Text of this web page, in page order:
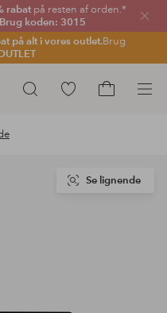
rabatpå resten af orden.*
Brug koden: 3015
på alt i vores outlet.Brug
Luk
Søg
Gå
Se lignende